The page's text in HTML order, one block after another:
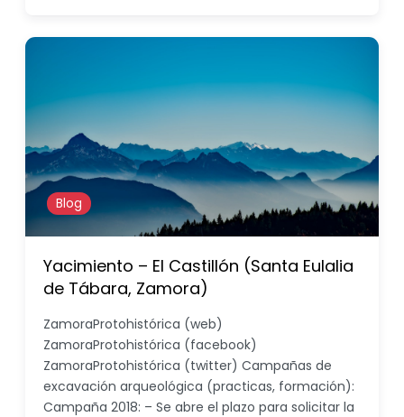
Blog
Yacimiento – El Castillón (Santa Eulalia
de Tábara, Zamora)
ZamoraProtohistórica (web)
ZamoraProtohistórica (facebook)
ZamoraProtohistórica (twitter) Campañas de
excavación arqueológica (practicas, formación):
Campaña 2018: – Se abre el plazo para solicitar la